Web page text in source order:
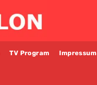
TV Program Impressum